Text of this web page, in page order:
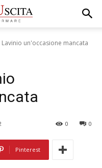
un'occasione mancata
0
0
Pinterest